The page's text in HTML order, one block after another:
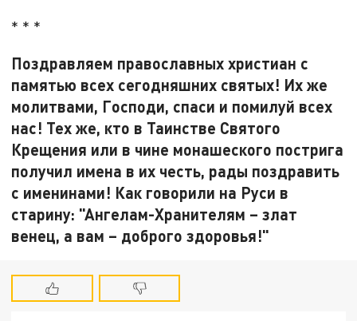
* * *
Поздравляем православных христиан с
памятью всех сегодняшних святых! Их же
молитвами, Господи, спаси и помилуй всех
нас! Тех же, кто в Таинстве Святого
Крещения или в чине монашеского пострига
получил имена в их честь, рады поздравить
с именинами! Как говорили на Руси в
старину: "Ангелам-Хранителям – злат
венец, а вам – доброго здоровья!"